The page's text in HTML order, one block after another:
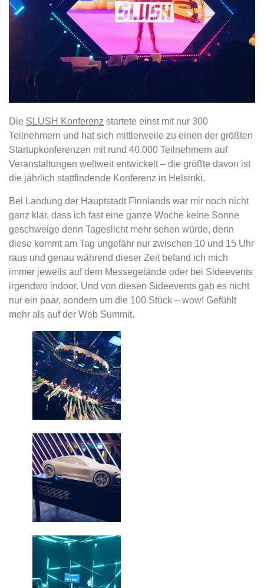
Die SLUSH Konferenz startete einst mit nur 300
Teilnehmern und hat sich mittlerweile zu einen der größten
Startupkonferenzen mit rund 40.000 Teilnehmern auf
Veranstaltungen weltweit entwickelt – die größte davon ist
die jährlich stattfindende Konferenz in Helsinki.
Bei Landung der Hauptstadt Finnlands war mir noch nicht
ganz klar, dass ich fast eine ganze Woche keine Sonne
geschweige denn Tageslicht mehr sehen würde, denn
diese kommt am Tag ungefähr nur zwischen 10 und 15 Uhr
raus und genau während dieser Zeit befand ich mich
immer jeweils auf dem Messegelände oder bei Sideevents
irgendwo indoor. Und von diesen Sideevents gab es nicht
nur ein paar, sondern um die 100 Stück – wow! Gefühlt
mehr als auf der Web Summit.